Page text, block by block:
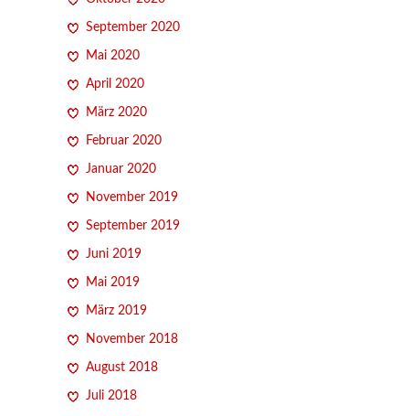
September 2020
Mai 2020
April 2020
März 2020
Februar 2020
Januar 2020
November 2019
September 2019
Juni 2019
Mai 2019
März 2019
November 2018
August 2018
Juli 2018